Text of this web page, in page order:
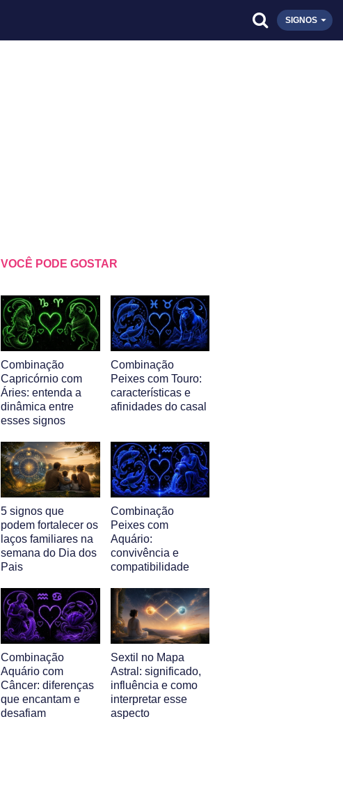
SIGNOS
VOCÊ PODE GOSTAR
Combinação
Capricórnio com
Áries: entenda a
dinâmica entre
esses signos
Combinação
Peixes com Touro:
características e
afinidades do casal
5 signos que
podem fortalecer os
laços familiares na
semana do Dia dos
Pais
Combinação
Peixes com
Aquário:
convivência e
compatibilidade
Combinação
Aquário com
Câncer: diferenças
que encantam e
desafiam
Sextil no Mapa
Astral: significado,
influência e como
interpretar esse
aspecto